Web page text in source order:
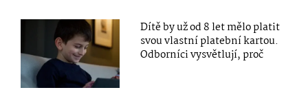
Dítě by už od 8 let mělo platit
svou vlastní platební kartou.
Odborníci vysvětlují, proč